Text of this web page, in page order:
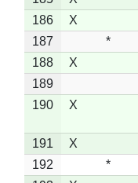
186
X
187
*
188
X
189
190
X
191 X
192
*